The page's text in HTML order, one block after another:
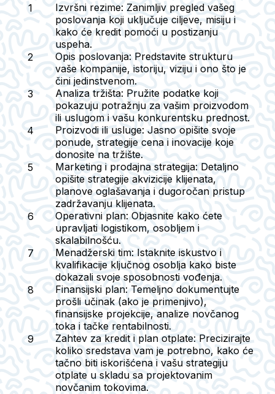
Izvršni rezime: Zanimljiv pregled vašeg
poslovanja koji uključuje ciljeve, misiju i
kako će kredit pomoći u postizanju
uspeha.
Opis poslovanja: Predstavite strukturu
vaše kompanije, istoriju, viziju i ono što je
čini jedinstvenom.
Analiza tržišta: Pružite podatke koji
pokazuju potražnju za vašim proizvodom
ili uslugom i vašu konkurentsku prednost.
Proizvodi ili usluge: Jasno opišite svoje
ponude, strategije cena i inovacije koje
donosite na tržište.
Marketing i prodajna strategija: Detaljno
opišite strategije akvizicije klijenata,
planove oglašavanja i dugoročan pristup
zadržavanju klijenata.
Operativni plan: Objasnite kako ćete
upravljati logistikom, osobljem i
skalabilnošću.
Menadžerski tim: Istaknite iskustvo i
kvalifikacije ključnog osoblja kako biste
dokazali svoje sposobnosti vođenja.
Finansijski plan: Temeljno dokumentujte
prošli učinak (ako je primenjivo),
finansijske projekcije, analize novčanog
toka i tačke rentabilnosti.
Zahtev za kredit i plan otplate: Precizirajte
koliko sredstava vam je potrebno, kako će
tačno biti iskorišćena i vašu strategiju
otplate u skladu sa projektovanim
novčanim tokovima.